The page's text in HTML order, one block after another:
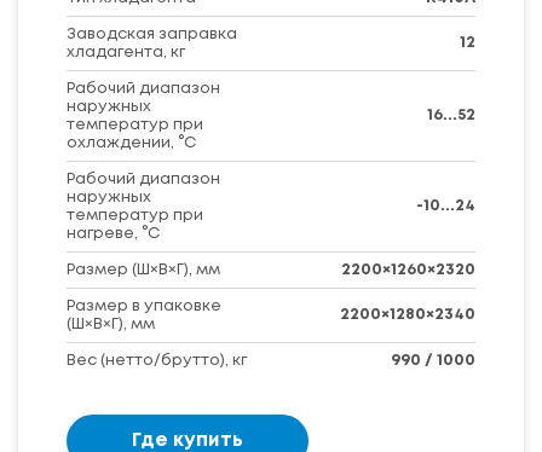
Заводская заправка
хладагента, кг
12
Рабочий диапазон
наружных
температур при
охлаждении, °C
16...52
Рабочий диапазон
наружных
температур при
нагреве, °C
-10...24
Размер (Ш×В×Г), мм 2200×1260×2320
Размер в упаковке
(Ш×В×Г), мм
2200×1280×2340
Вес (нетто/брутто), кг 990 / 1000
Где купить